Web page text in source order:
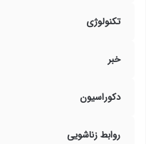
تکنولوژی
خبر
دکوراسیون
روابط زناشویی